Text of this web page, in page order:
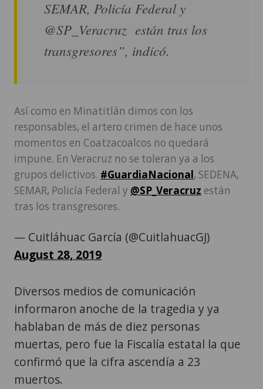
SEMAR, Policía Federal y
@SP_Veracruz están tras los
transgresores”, indicó.
Así como en Minatitlán dimos con los
responsables, el artero crimen de hace unos
momentos en Coatzacoalcos no quedará
impune. En Veracruz no se toleran ya a los
grupos delictivos. #GuardiaNacional, SEDENA,
SEMAR, Policía Federal y @SP_Veracruz están
tras los transgresores.
— Cuitláhuac García (@CuitlahuacGJ)
August 28, 2019
Diversos medios de comunicación
informaron anoche de la tragedia y ya
hablaban de más de diez personas
muertas, pero fue la Fiscalía estatal la que
confirmó que la cifra ascendía a 23
muertos.